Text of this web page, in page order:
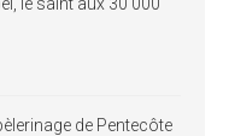
de Pentecôte